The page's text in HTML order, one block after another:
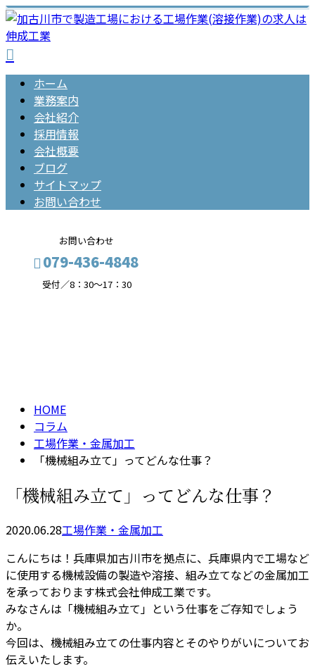
ホーム
業務案内
会社紹介
採用情報
会社概要
ブログ
サイトマップ
お問い合わせ
お問い合わせ
079-436-4848
受付／8：30～17：30
HOME
コラム
工場作業・金属加工
「機械組み立て」ってどんな仕事？
「機械組み立て」ってどんな仕事？
2020.06.28工場作業・金属加工
こんにちは！兵庫県加古川市を拠点に、兵庫県内で工場など
に使用する機械設備の製造や溶接、組み立てなどの金属加工
を承っております株式会社伸成工業です。
みなさんは「機械組み立て」という仕事をご存知でしょう
か。
今回は、機械組み立ての仕事内容とそのやりがいについてお
伝えいたします。